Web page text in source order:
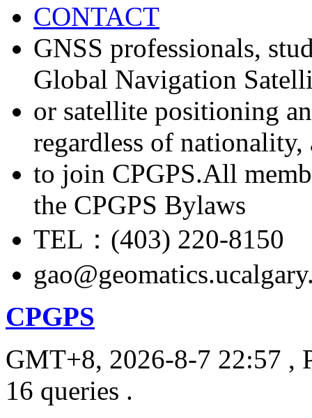
CONTACT
GNSS professionals,
Global Navigation
or satellite positioning
regardless of nationality,
to join CPGPS.All
the CPGPS Bylaws
TEL：(403) 220-8150
CPGPS
GMT+8, 2026-8-7 22:57 ,
16 queries .